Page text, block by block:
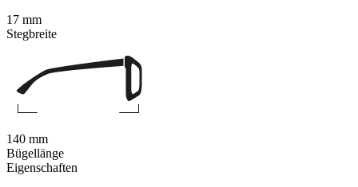
Eigenschaften
17 mm
Stegbreite
140 mm
Bügellänge